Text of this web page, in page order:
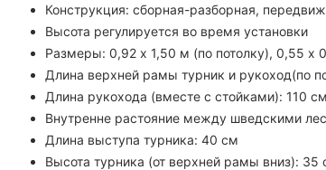
Конструкция: сборная-разборная,
Высота регулируется во время установки
Размеры: 0,92 х 1,50 м (по потолку), 0,55 х
Длина верхней рамы турник и рукоход(по
Длина рукохода (вместе с стойками): 110 см
Внутренне растояние между шведскими
Длина выступа турника: 40 см
Высота турника (от верхней рамы вниз): 35